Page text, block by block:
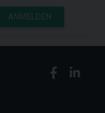
ANMELDEN